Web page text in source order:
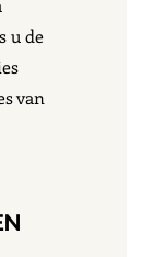
u de
van